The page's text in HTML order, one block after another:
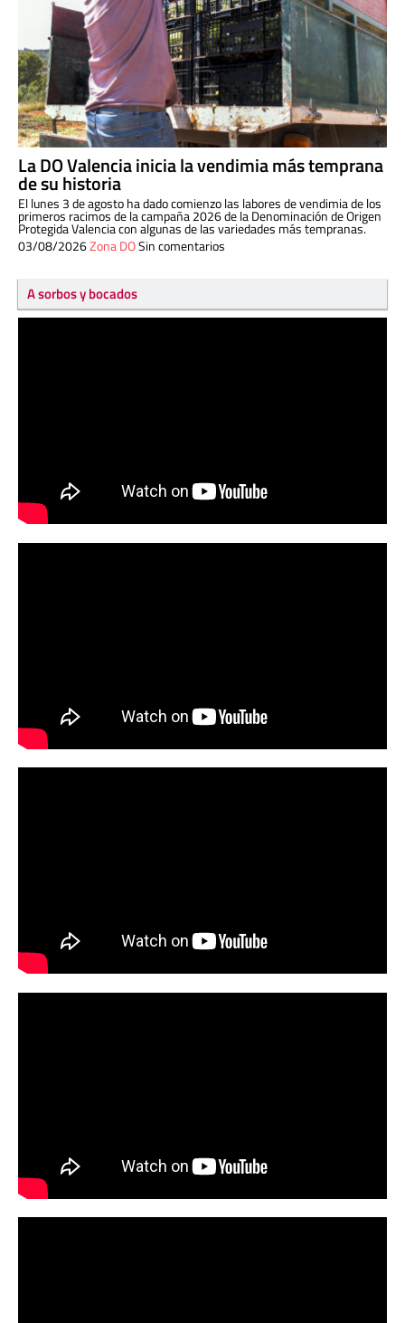
La DO Valencia inicia la vendimia más temprana
de su historia
El lunes 3 de agosto ha dado comienzo las labores de vendimia de los
primeros racimos de la campaña 2026 de la Denominación de Origen
Protegida Valencia con algunas de las variedades más tempranas.
03/08/2026Zona DOSin comentarios
A sorbos y bocados